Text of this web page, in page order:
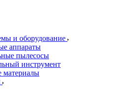
и оборудование
аппараты
пылесосы
инструмент
материалы